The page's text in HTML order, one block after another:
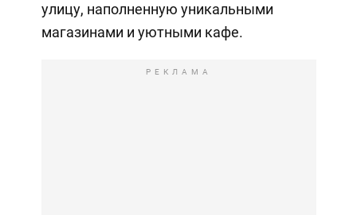
улицу, наполненную уникальными
магазинами и уютными кафе.
РЕКЛАМА